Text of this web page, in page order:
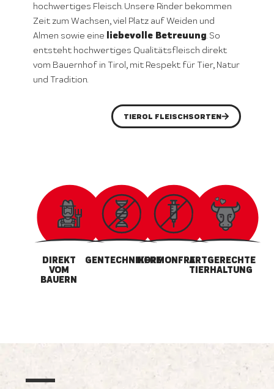
hochwertiges Fleisch. Unsere Rinder bekommen
Zeit zum Wachsen, viel Platz auf Weiden und
Almen sowie eine liebevolle Betreuung. So
entsteht hochwertiges Qualitätsfleisch direkt
vom Bauernhof in Tirol, mit Respekt für Tier, Natur
und Tradition.
TIEROL FLEISCHSORTEN
DIREKT
VOM
BAUERN
GENTECHNIKFREIHORMONFREIARTGERECHTE
TIERHALTUNG